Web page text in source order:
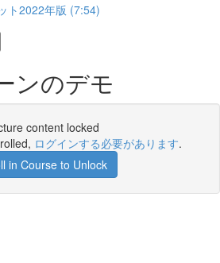
ト2022年版 (7:54)
ンのデモ
content locked
ログインする必要があります.
in Course to Unlock